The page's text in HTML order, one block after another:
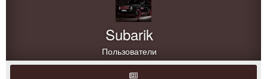
Subarik
Пользователи